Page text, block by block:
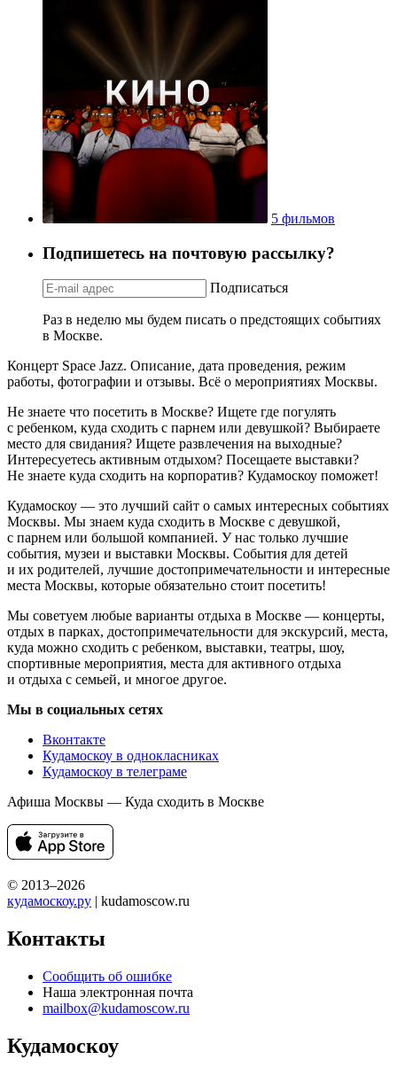
5 фильмов
Подпишетесь на почтовую рассылку?
Подписаться
Раз в неделю мы будем писать о предстоящих событиях
в Москве.
Концерт Space Jazz. Описание, дата проведения, режим
работы, фотографии и отзывы. Всё о мероприятиях Москвы.
Не знаете что посетить в Москве? Ищете где погулять
с ребенком, куда сходить с парнем или девушкой? Выбираете
место для свидания? Ищете развлечения на выходные?
Интересуетесь активным отдыхом? Посещаете выставки?
Не знаете куда сходить на корпоратив? Кудамоскоу поможет!
Кудамоскоу — это лучший сайт о самых интересных событиях
Москвы. Мы знаем куда сходить в Москве с девушкой,
с парнем или большой компанией. У нас только лучшие
события, музеи и выставки Москвы. События для детей
и их родителей, лучшие достопримечательности и интересные
места Москвы, которые обязательно стоит посетить!
Мы советуем любые варианты отдыха в Москве — концерты,
отдых в парках, достопримечательности для экскурсий, места,
куда можно сходить с ребенком, выставки, театры, шоу,
спортивные мероприятия, места для активного отдыха
и отдыха с семьей, и многое другое.
Мы в социальных сетях
Вконтакте
Кудамоскоу в однокласниках
Кудамоскоу в телеграме
Афиша Москвы — Куда сходить в Москве
© 2013–2026
кудамоскоу.ру | kudamoscow.ru
Контакты
Сообщить об ошибке
Наша электронная почта
mailbox@kudamoscow.ru
Кудамоскоу